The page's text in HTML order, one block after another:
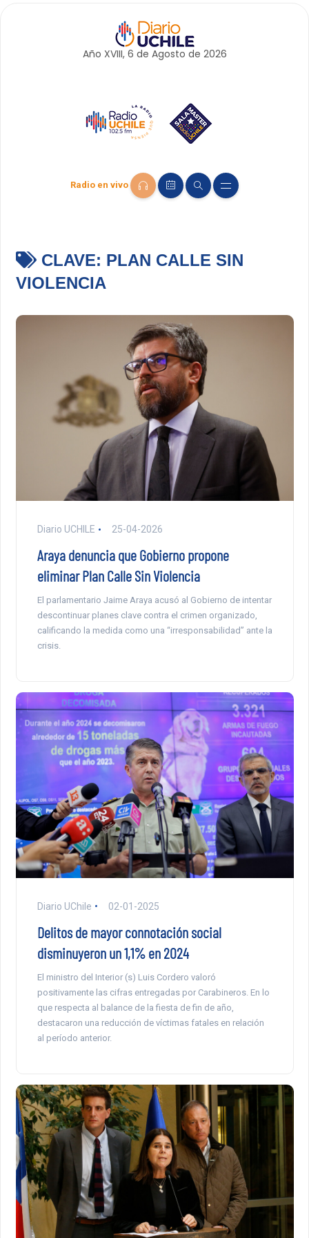
Año XVIII, 6 de Agosto de 2026
Radio en vivo
CLAVE: PLAN CALLE SIN
VIOLENCIA
Diario UCHILE 25-04-2026
Araya denuncia que Gobierno propone
eliminar Plan Calle Sin Violencia
El parlamentario Jaime Araya acusó al Gobierno de intentar
descontinuar planes clave contra el crimen organizado,
calificando la medida como una “irresponsabilidad” ante la
crisis.
Diario UChile 02-01-2025
Delitos de mayor connotación social
disminuyeron un 1,1% en 2024
El ministro del Interior (s) Luis Cordero valoró
positivamente las cifras entregadas por Carabineros. En lo
que respecta al balance de la fiesta de fin de año,
destacaron una reducción de víctimas fatales en relación
al período anterior.